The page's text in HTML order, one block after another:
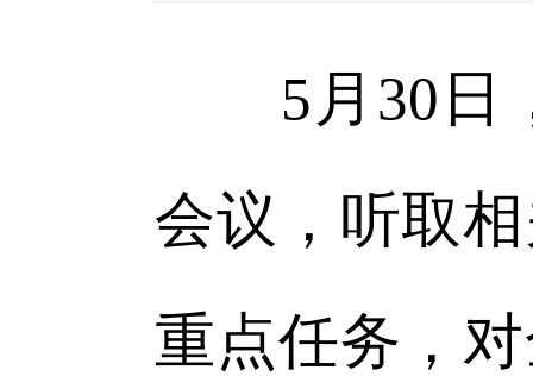
5月30日，
会议，听取
重点任务，